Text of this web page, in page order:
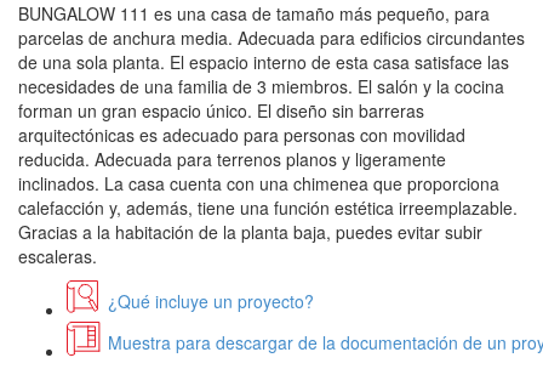
BUNGALOW 111 es una casa de tamaño más pequeño, para
parcelas de anchura media. Adecuada para edificios circundantes
de una sola planta. El espacio interno de esta casa satisface las
necesidades de una familia de 3 miembros. El salón y la cocina
forman un gran espacio único. El diseño sin barreras
arquitectónicas es adecuado para personas con movilidad
reducida. Adecuada para terrenos planos y ligeramente
inclinados. La casa cuenta con una chimenea que proporciona
calefacción y, además, tiene una función estética irreemplazable.
Gracias a la habitación de la planta baja, puedes evitar subir
escaleras.
¿Qué incluye un proyecto?
Muestra para descargar de la documentación de un